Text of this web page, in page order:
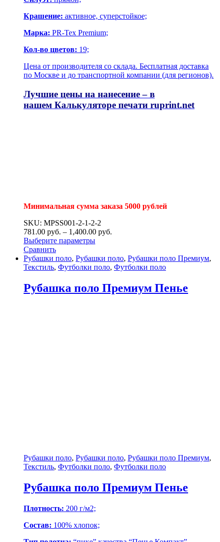
Крашение: активное, суперстойкое;
Марка: PR-Tex Premium;
Кол-во цветов: 19;
Цена от производителя со склада. Бесплатная доставка
по Москве и до транспортной компании (для регионов).
Лучшие цены на нанесение – в
нашем Калькуляторе печати ruprint.net
Минимальная сумма заказа 5000 рублей
SKU: MPSS001-2-1-2-2
781.00 руб. – 1,400.00 руб.
Выберите параметры
Сравнить
Рубашки поло, Рубашки поло, Рубашки поло Премиум,
Текстиль, Футболки поло, Футболки поло
Рубашка поло Премиум Пенье
Рубашки поло, Рубашки поло, Рубашки поло Премиум,
Текстиль, Футболки поло, Футболки поло
Рубашка поло Премиум Пенье
Плотность: 200 г/м2;
Состав: 100% хлопок;